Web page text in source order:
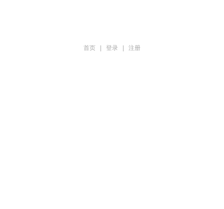
首页 登录 注册